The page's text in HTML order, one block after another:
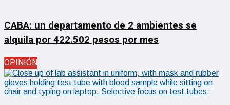
CABA: un departamento de 2 ambientes se
alquila por 422.502 pesos por mes
OPINIÓN